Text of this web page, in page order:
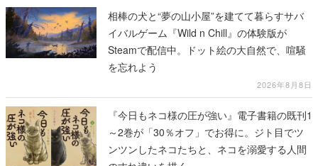
相棒の犬と“夢の山小屋”を建てて暮らすサバ
イバルゲーム『Wild n Chill』の体験版が
Steamで配信中。ドット絵の大自然で、喧騒
を忘れよう
2026年8月8日
『今日もネコ様の圧が強い』電子書籍の既刊1
～2巻が「30％オフ」でお得に。ジト目でツ
ンツンしたネコたちと、ネコを溺愛する人間